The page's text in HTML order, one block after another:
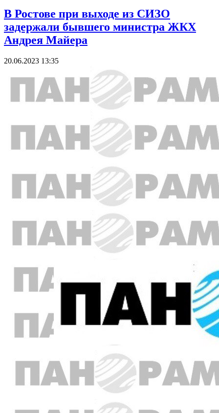
В Ростове при выходе из СИЗО
задержали бывшего министра ЖКХ
Андрея Майера
20.06.2023 13:35